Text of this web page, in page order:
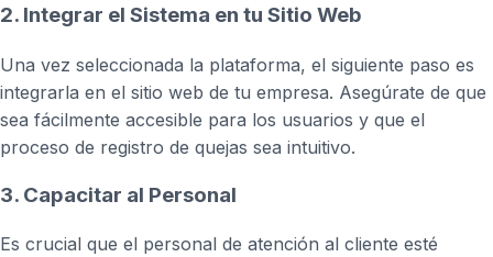
2. Integrar el Sistema en tu Sitio Web
Una vez seleccionada la plataforma, el siguiente paso es
integrarla en el sitio web de tu empresa. Asegúrate de que
sea fácilmente accesible para los usuarios y que el
proceso de registro de quejas sea intuitivo.
3. Capacitar al Personal
Es crucial que el personal de atención al cliente esté